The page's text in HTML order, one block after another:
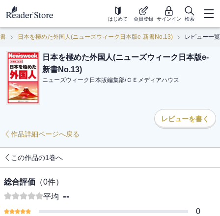
はじめて 会員登録 サインイン 検索
日本を極めた外国人(ニューズウィーク日本版e-新書No.13) レビュー一覧
日本を極めた外国人(ニューズウィーク日本版e-
新書No.13)
ニューズウィーク日本版編集部/ＣＥメディアハウス
レビューを書く
作品詳細ページへ戻る
この作品の1巻へ
総合評価 （0件）
平均 --
0